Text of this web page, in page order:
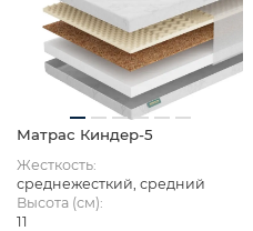
Матрас Киндер-5
Жесткость:
среднежесткий, средний
Высота (см):
11